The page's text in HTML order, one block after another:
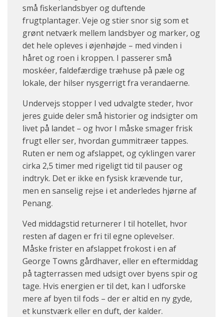
små fiskerlandsbyer og duftende
frugtplantager. Veje og stier snor sig som et
grønt netværk mellem landsbyer og marker, og
det hele opleves i øjenhøjde – med vinden i
håret og roen i kroppen. I passerer små
moskéer, faldefærdige træhuse på pæle og
lokale, der hilser nysgerrigt fra verandaerne.
Undervejs stopper I ved udvalgte steder, hvor
jeres guide deler små historier og indsigter om
livet på landet – og hvor I måske smager frisk
frugt eller ser, hvordan gummitræer tappes.
Ruten er nem og afslappet, og cyklingen varer
cirka 2,5 timer med rigeligt tid til pauser og
indtryk. Det er ikke en fysisk krævende tur,
men en sanselig rejse i et anderledes hjørne af
Penang.
Ved middagstid returnerer I til hotellet, hvor
resten af dagen er fri til egne oplevelser.
Måske frister en afslappet frokost i en af
George Towns gårdhaver, eller en eftermiddag
på tagterrassen med udsigt over byens spir og
tage. Hvis energien er til det, kan I udforske
mere af byen til fods – der er altid en ny gyde,
et kunstværk eller en duft, der kalder.